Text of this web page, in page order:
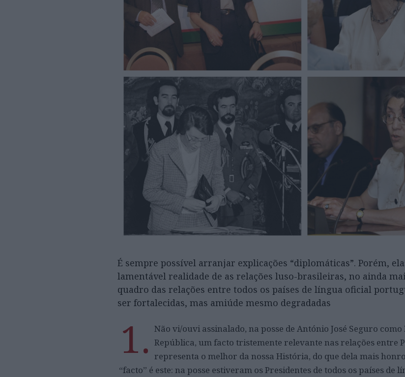
É sempre possível arranjar explicações “diplomáticas”. Porém,
lamentável realidade de as relações luso-brasileiras, no ainda
quadro das relações entre todos os países de língua oficial
ser fortalecidas, mas amiúde mesmo degradadas
1. Não vi/ouvi assinalado, na posse de António José Seguro como
República, um facto tristemente relevante nas relações entre
representa o melhor da nossa História, do que dela mais
“facto” é este: na posse estiveram os Presidentes de todos os países de